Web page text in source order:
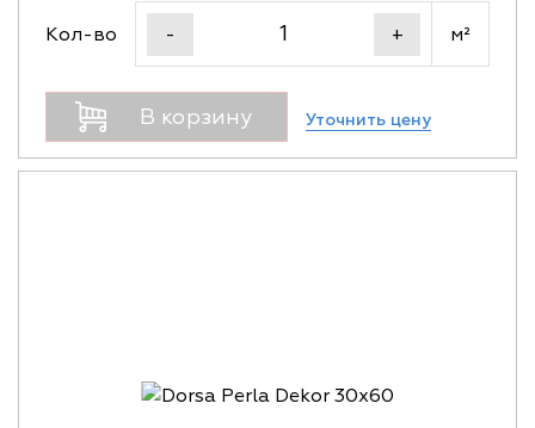
Кол-во - + м²
В корзину Уточнить цену